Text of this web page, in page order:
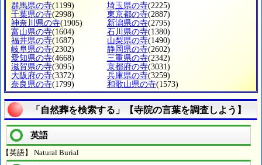
群馬県の寺(1199) 埼玉県の寺(2225)
千葉県の寺(2998) 東京都の寺(2887)
神奈川県の寺(1905) 新潟県の寺(2795)
富山県の寺(1604) 石川県の寺(1380)
福井県の寺(1687) 山梨県の寺(1490)
岐阜県の寺(2302) 静岡県の寺(2602)
愛知県の寺(4668) 三重県の寺(2342)
滋賀県の寺(3095) 京都府の寺(3031)
大阪府の寺(3372) 兵庫県の寺(3259)
奈良県の寺(1799) 和歌山県の寺(1573)
「自然葬を検索する」【寺院の言葉を調査しよう】
英語
【英語】 Natural Burial